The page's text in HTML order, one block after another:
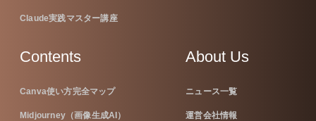
Claude実践マスター講座
Contents
Canva使い方完全マップ
Midjourney（画像生成AI）
About Us
ニュース一覧
運営会社情報